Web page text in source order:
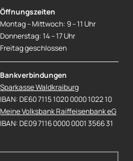
Öffnungszeiten
Montag – Mittwoch: 9 – 11 Uhr
Donnerstag: 14 – 17 Uhr
Freitag geschlossen
Bankverbindungen
Sparkasse Waldkraiburg
IBAN: DE60 7115 1020 0000 1022 10
Meine Volksbank Raiffeisenbank eG
IBAN: DE09 7116 0000 0001 3566 31